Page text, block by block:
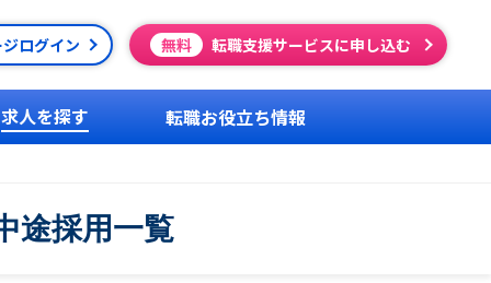
ログイン 無料 転職支援サービスに申し込む
求人を探す 転職お役立ち情報
途採用一覧